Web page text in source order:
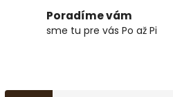
Poradíme vám
sme tu pre vás Po až Pi